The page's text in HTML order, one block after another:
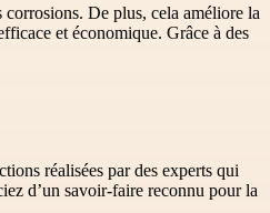
corrosions. De plus, cela améliore la
et économique. Grâce à des
réalisées par des experts qui
d’un savoir-faire reconnu pour la